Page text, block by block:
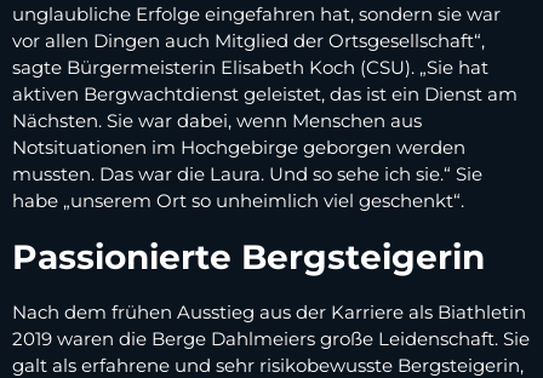
unglaubliche Erfolge eingefahren hat, sondern sie war
vor allen Dingen auch Mitglied der Ortsgesellschaft“,
sagte Bürgermeisterin Elisabeth Koch (CSU). „Sie hat
aktiven Bergwachtdienst geleistet, das ist ein Dienst am
Nächsten. Sie war dabei, wenn Menschen aus
Notsituationen im Hochgebirge geborgen werden
mussten. Das war die Laura. Und so sehe ich sie.“ Sie
habe „unserem Ort so unheimlich viel geschenkt“.
Passionierte Bergsteigerin
Nach dem frühen Ausstieg aus der Karriere als Biathletin
2019 waren die Berge Dahlmeiers große Leidenschaft. Sie
galt als erfahrene und sehr risikobewusste Bergsteigerin,